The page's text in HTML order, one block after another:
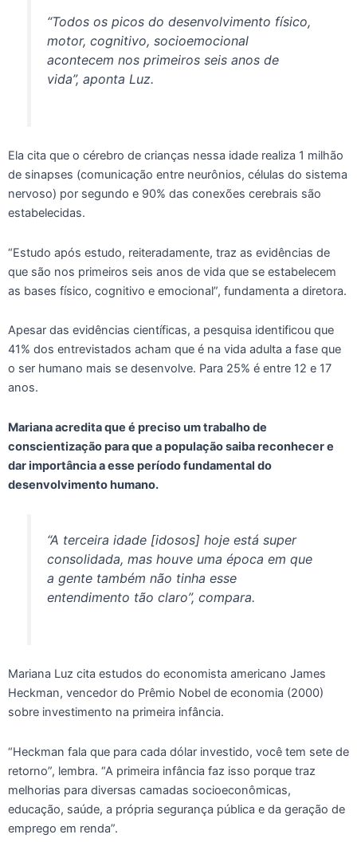
“Todos os picos do desenvolvimento físico,
motor, cognitivo, socioemocional
acontecem nos primeiros seis anos de
vida”, aponta Luz.
Ela cita que o cérebro de crianças nessa idade realiza 1 milhão
de sinapses (comunicação entre neurônios, células do sistema
nervoso) por segundo e 90% das conexões cerebrais são
estabelecidas.
“Estudo após estudo, reiteradamente, traz as evidências de
que são nos primeiros seis anos de vida que se estabelecem
as bases físico, cognitivo e emocional”, fundamenta a diretora.
Apesar das evidências científicas, a pesquisa identificou que
41% dos entrevistados acham que é na vida adulta a fase que
o ser humano mais se desenvolve. Para 25% é entre 12 e 17
anos.
Mariana acredita que é preciso um trabalho de
conscientização para que a população saiba reconhecer e
dar importância a esse período fundamental do
desenvolvimento humano.
“A terceira idade [idosos] hoje está super
consolidada, mas houve uma época em que
a gente também não tinha esse
entendimento tão claro”, compara.
Mariana Luz cita estudos do economista americano James
Heckman, vencedor do Prêmio Nobel de economia (2000)
sobre investimento na primeira infância.
“Heckman fala que para cada dólar investido, você tem sete de
retorno”, lembra. “A primeira infância faz isso porque traz
melhorias para diversas camadas socioeconômicas,
educação, saúde, a própria segurança pública e da geração de
emprego em renda”.